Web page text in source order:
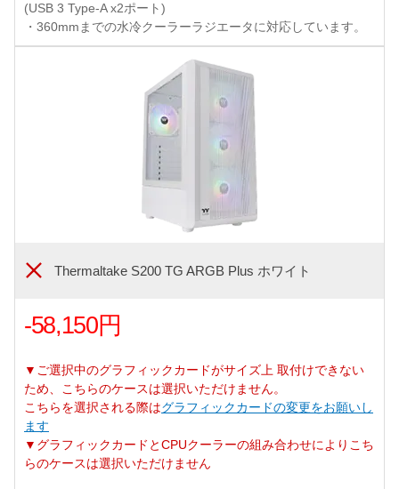
(USB 3 Type-A x2ポート)
・360mmまでの水冷クーラーラジエータに対応しています。
Thermaltake S200 TG ARGB Plus ホワイト
-58,150円
▼ご選択中のグラフィックカードがサイズ上 取付けできない
ため、こちらのケースは選択いただけません。
こちらを選択される際はグラフィックカードの変更をお願いし
ます
▼グラフィックカードとCPUクーラーの組み合わせによりこち
らのケースは選択いただけません